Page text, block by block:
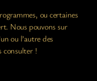
ou certaines
Nous pouvons sur
ou l’autre des
consulter !